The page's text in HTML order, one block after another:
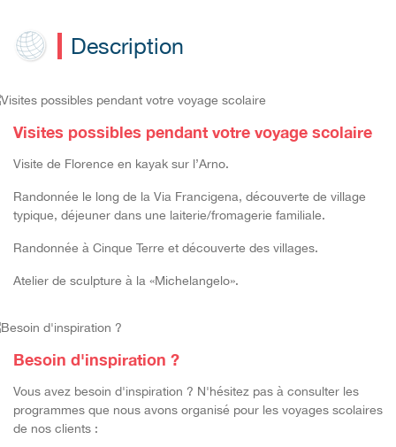
Description
Visites possibles pendant votre voyage scolaire
Visite de Florence en kayak sur l’Arno.
Randonnée le long de la Via Francigena, découverte de village
typique, déjeuner dans une laiterie/fromagerie familiale.
Randonnée à Cinque Terre et découverte des villages.
Atelier de sculpture à la «Michelangelo».
Besoin d'inspiration ?
Vous avez besoin d'inspiration ? N'hésitez pas à consulter les
programmes que nous avons organisé pour les voyages scolaires
de nos clients :